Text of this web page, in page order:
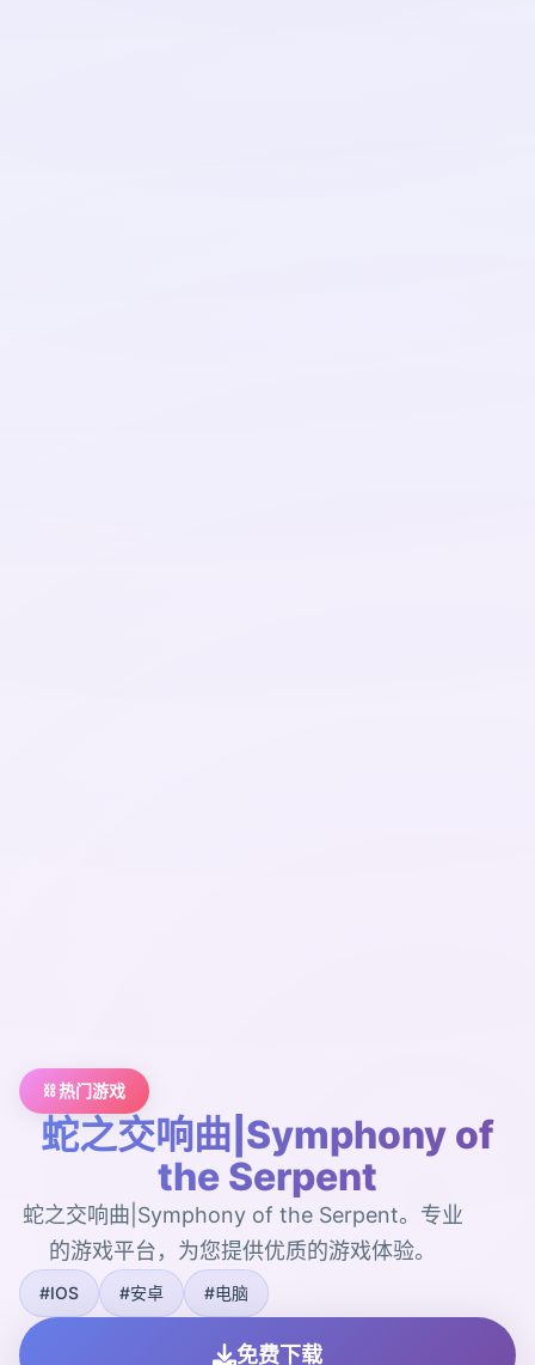
⛓️ 热门游戏
蛇之交响曲|Symphony of
the Serpent
蛇之交响曲|Symphony of the Serpent。专业
的游戏平台，为您提供优质的游戏体验。
#IOS #安卓 #电脑
免费下载